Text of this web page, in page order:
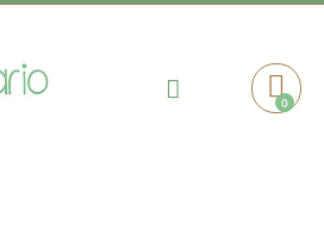
Cart0